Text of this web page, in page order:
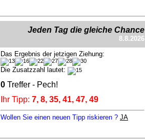
Jeden Tag die gleiche Chance
8.8.2026
Das Ergebnis der jetzigen Ziehung:
Die Zusatzzahl lautet:
0 Treffer - Pech!
Ihr Tipp: 7, 8, 35, 41, 47, 49
Wollen Sie einen neuen Tipp riskieren ? JA